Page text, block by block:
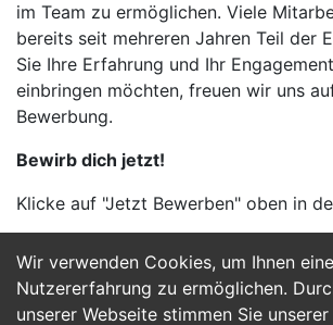
Wir verwenden Cookies, um Ihnen
Nutzererfahrung zu ermöglichen.
unserer Webseite stimmen Sie
im Team zu ermöglichen. Viele
bereits seit mehreren Jahren Teil der
Sie Ihre Erfahrung und Ihr
einbringen möchten, freuen wir uns
Bewerbung.
Bewirb dich jetzt!
Klicke auf "Jetzt Bewerben" oben in
Jetzt Bewerben